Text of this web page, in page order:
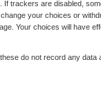
If trackers are disabled,
your choices or
Your choices will have
do not record any data